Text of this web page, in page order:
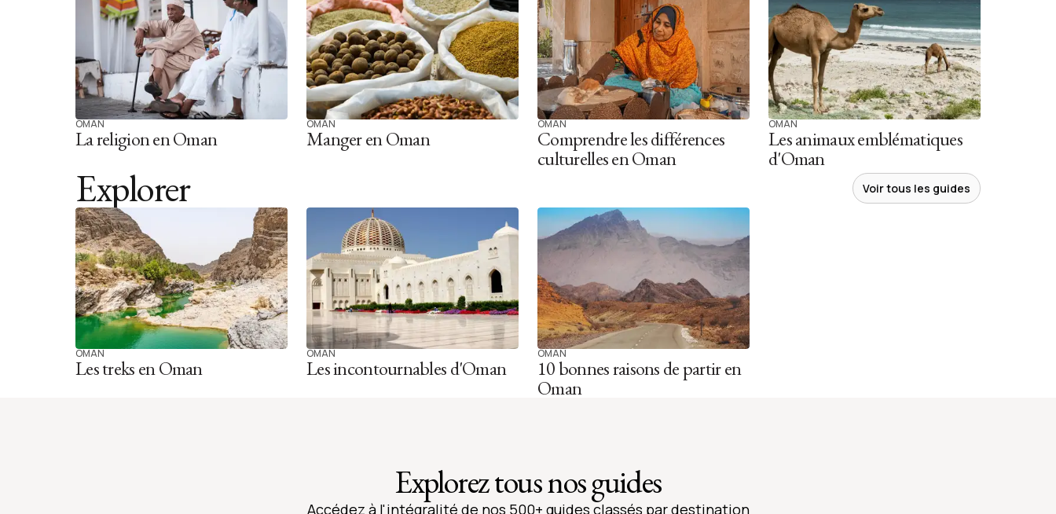
OMAN
La religion en Oman
OMAN
Manger en Oman
OMAN
Comprendre les différences
culturelles en Oman
OMAN
Les animaux emblématiques
d'Oman
Explorer Voir tous les guides
OMAN
Les treks en Oman
OMAN
Les incontournables d'Oman
OMAN
10 bonnes raisons de partir en
Oman
Explorez tous nos guides
Accédez à l'intégralité de nos 500+ guides classés par destination